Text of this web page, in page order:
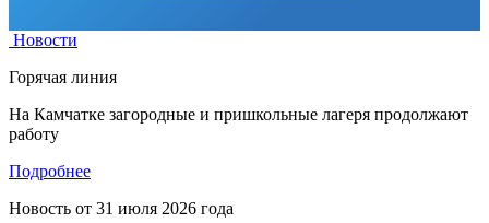
Новости
Горячая линия
На Камчатке загородные и пришкольные лагеря продолжают
работу
Подробнее
Новость от 31 июля 2026 года